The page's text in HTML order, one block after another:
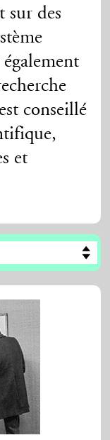
sur des
conseillé
et